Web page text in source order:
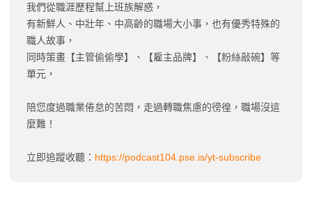
我們從職涯歷程幫上班族解惑，
有新鮮人、中壯年、中高齡的職場大小事，也有優秀特殊的
職人故事，
同時策畫【主管偷偷學】、【雇主品牌】、【粉絲敲碗】等
單元，
陪您度過職業倦怠的苦悶，走過轉職焦慮的徬徨，職場沒這
麼難！
立即追蹤收聽： https://podcast104.pse.is/yt-subscribe